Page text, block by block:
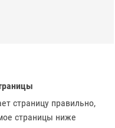
страницу правильно,
страницы ниже